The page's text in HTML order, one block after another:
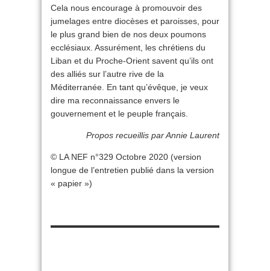
Cela nous encourage à promouvoir des
jumelages entre diocèses et paroisses, pour
le plus grand bien de nos deux poumons
ecclésiaux. Assurément, les chrétiens du
Liban et du Proche-Orient savent qu’ils ont
des alliés sur l’autre rive de la
Méditerranée. En tant qu’évêque, je veux
dire ma reconnaissance envers le
gouvernement et le peuple français.
Propos recueillis par Annie Laurent
© LA NEF n°329 Octobre 2020 (version
longue de l’entretien publié dans la version
« papier »)